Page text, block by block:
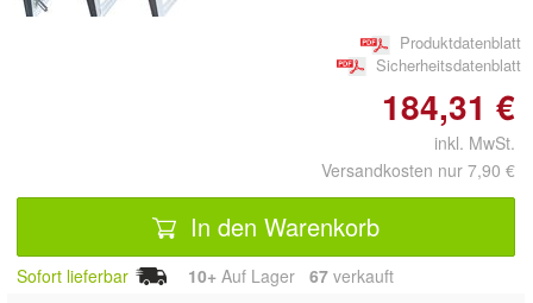
Produktdatenblatt
Sicherheitsdatenblatt
184,31 €
inkl. MwSt.
Versandkosten nur 7,90 €
In den Warenkorb
Sofort lieferbar 10+ Auf Lager 67 verkauft